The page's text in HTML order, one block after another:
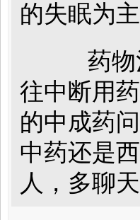
的失眠为
药物
往中断用
的中成药
中药还是
人，多聊